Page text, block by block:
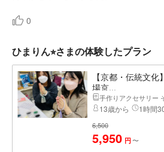
0
ひまりん⭐︎さまの体験したプラン
【京都・伝統文
場京...
手作りアクセサリー
13歳から 1時間
6,500
5,950 円 〜